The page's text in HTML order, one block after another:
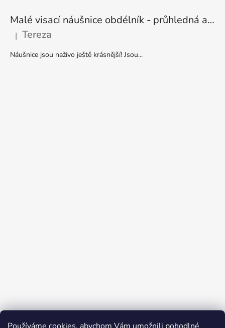
Malé visací náušnice obdélník - průhledná a stříbrná
Hodnocení produktu je 5 z 5 hvězdiček.
| Tereza
Náušnice jsou naživo ještě krásnější! Jsou...